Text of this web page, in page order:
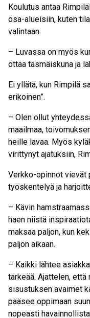
Koulutus antaa
osa-alueisiin, kuten
valintaan.
– Luvassa on myös
ottaa täsmäiskuna ja
Ei yllätä, kun Rimpilä
erikoinen”.
– Olen ollut
maailmaa,
heille lavaa. Myös
virittynyt ajatuksiin,
Verkko-opinnot vievät
työskentelyä ja
– Kävin
haen niistä
maksaa paljon, kun
paljon aikaan.
– Kaikki lähtee
tärkeää. Ajattelen,
sisustuksen avaimet
pääsee oppimaan
nopeasti